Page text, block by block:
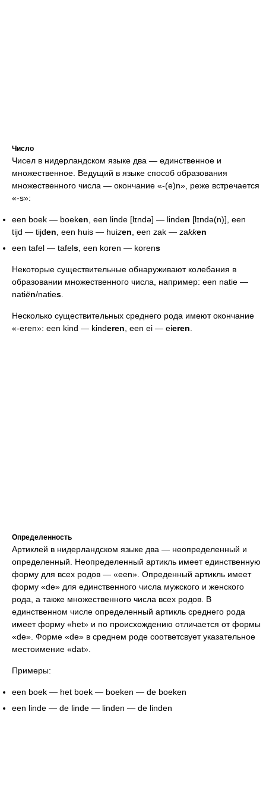
Число
Чисел в нидерландском языке два — единственное и
множественное. Ведущий в языке способ образования
множественного числа — окончание «-(e)n», реже встречается
«-s»:
een boek — boeken , een linde [lɪndə] — linden [lɪndə(n)], een
tijd — tijden , een huis — huizen , een zak — zakken
een tafel — tafels , een koren — korens
Некоторые существительные обнаруживают колебания в
образовании множественного числа, например: een natie —
natiёn/naties
Несколько существительных среднего рода имеют окончание
«-eren»: een kind — kinderen , een ei — eieren
Определенность
Артиклей в нидерландском языке два — неопределенный и
определенный. Неопределенный артикль имеет единственную
форму для всех родов — «een». Опреденный артикль имеет
форму «de» для единственного числа мужского и женского
рода, а также множественного числа всех родов. В
единственном числе определенный артикль среднего рода
имеет форму «het» и по происхождению отличается от формы
«de». Форме «de» в среднем роде соответсвует указательное
местоимение «dat».
Примеры:
een boek — het boek — boeken — de boeken
een linde — de linde — linden — de linden